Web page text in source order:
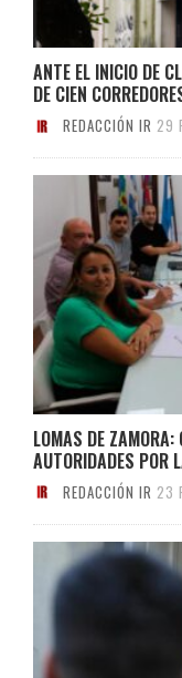
ANTE EL INICIO DE
DE CIEN
REDACCIÓN IR 29
LOMAS DE ZAMORA:
AUTORIDADES POR
REDACCIÓN IR 23